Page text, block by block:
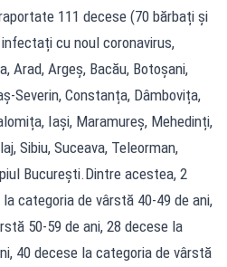
111 decese (70 bărbați și
cu noul coronavirus,
Arad, Argeș, Bacău, Botoșani,
Severin, Constanța, Dâmbovița,
Iași, Maramureș, Mehedinți,
Sibiu, Suceava, Teleorman,
București.Dintre acestea, 2
categoria de vârstă 40-49 de ani,
50-59 de ani, 28 decese la
40 decese la categoria de vârstă